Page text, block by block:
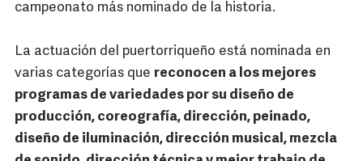
campeonato más nominado de la historia.
La actuación del puertorriqueño está nominada en
varias categorías que reconocen a los mejores
programas de variedades por su diseño de
producción, coreografía, dirección, peinado,
diseño de iluminación, dirección musical, mezcla